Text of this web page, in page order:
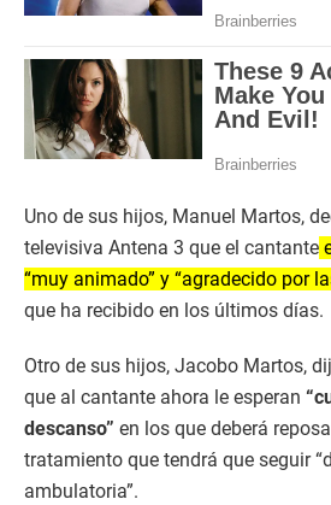
Uno de sus hijos, Manuel Martos,
televisiva Antena 3 que el cantante
“muy animado” y “agradecido por
que ha recibido en los últimos días.
Otro de sus hijos, Jacobo Martos,
que al cantante ahora le esperan
descanso” en los que deberá
tratamiento que tendrá que seguir
ambulatoria”.